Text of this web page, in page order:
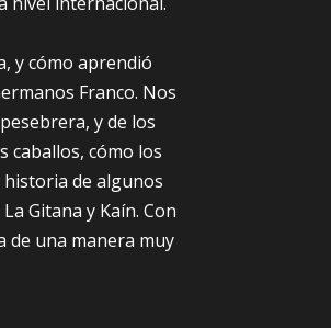
y cómo aprendió
Franco. Nos
y de los
caballos, cómo los
de algunos
Gitana y Kaín. Con
de una manera muy